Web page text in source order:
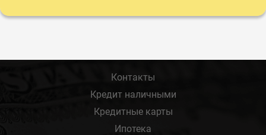
Контакты
Кредит наличными
Кредитные карты
Ипотека